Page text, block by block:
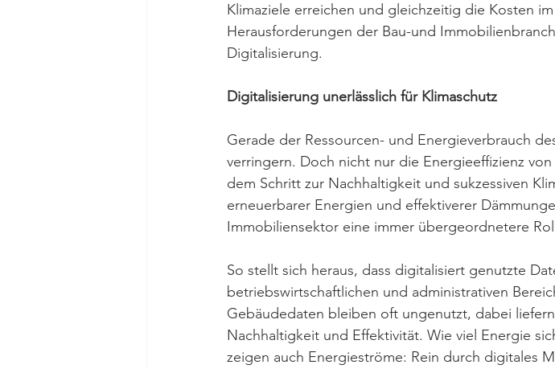
Klimaziele erreichen und gleichzeitig die Kosten
Herausforderungen der Bau-und
Digitalisierung.
Digitalisierung unerlässlich für Klimaschutz
Gerade der Ressourcen- und Energieverbrauch
verringern. Doch nicht nur die Energieeffizienz
dem Schritt zur Nachhaltigkeit und sukzessiven
erneuerbarer Energien und effektiverer
Immobiliensektor eine immer übergeordnetere
So stellt sich heraus, dass digitalisiert genutzte
betriebswirtschaftlichen und administrativen
Gebäudedaten bleiben oft ungenutzt, dabei
Nachhaltigkeit und Effektivität. Wie viel Energie
zeigen auch Energieströme: Rein durch digitales